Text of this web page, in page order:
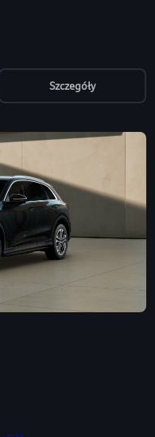
Szczegóły